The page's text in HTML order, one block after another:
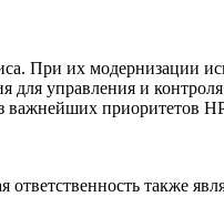
При их модернизации
управления и контроля
важнейших приоритетов
также